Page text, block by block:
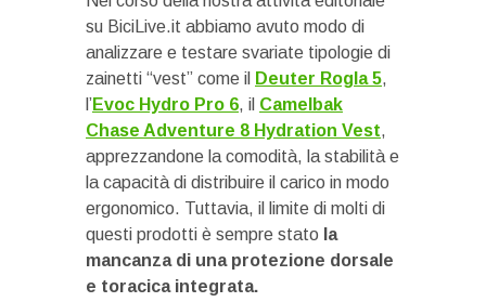
su BiciLive.it abbiamo avuto modo di
analizzare e testare svariate tipologie di
zainetti “vest” come il Deuter Rogla 5,
l’Evoc Hydro Pro 6, il Camelbak
Chase Adventure 8 Hydration Vest,
apprezzandone la comodità, la stabilità e
la capacità di distribuire il carico in modo
ergonomico. Tuttavia, il limite di molti di
questi prodotti è sempre stato la
mancanza di una protezione dorsale
e toracica integrata.